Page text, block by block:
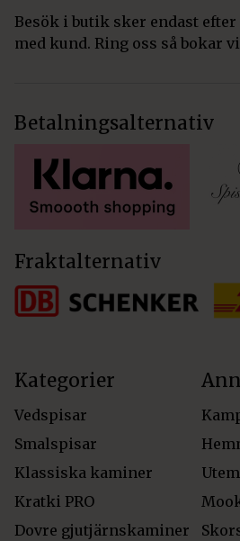
Besök i butik sker endast
med kund. Ring oss så bokar
Betalningsalternativ
Fraktalternativ
Kategorier
Vedspisar
Smalspisar
Klassiska kaminer
Kratki PRO
Dovre gjutjärnskaminer